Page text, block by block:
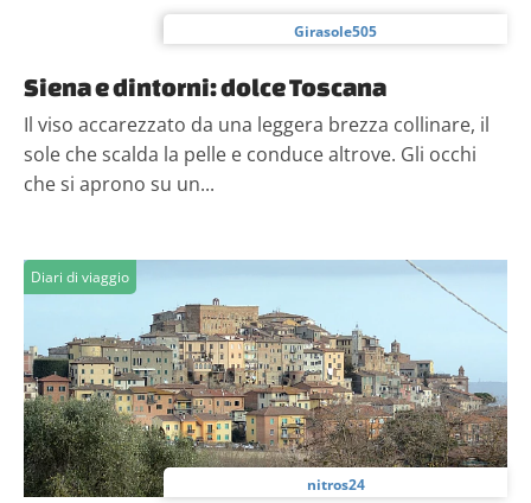
Girasole505
Siena e dintorni: dolce Toscana
Il viso accarezzato da una leggera brezza collinare, il
sole che scalda la pelle e conduce altrove. Gli occhi
che si aprono su un...
Diari di viaggio
nitros24